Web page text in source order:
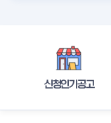
신청인기공고